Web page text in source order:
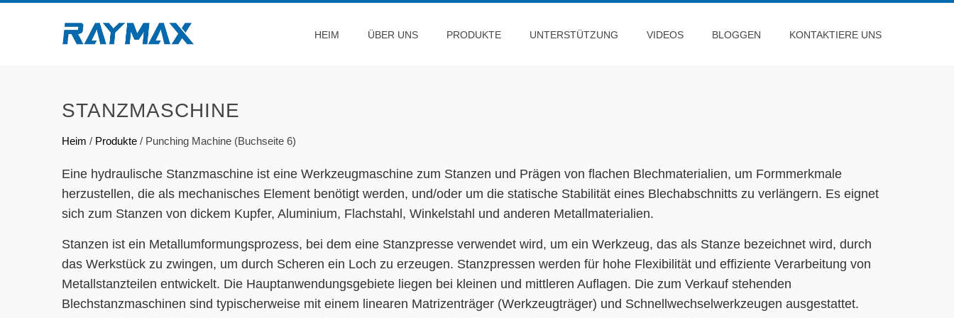
HEIM ÜBER UNS PRODUKTE UNTERSTÜTZUNG VIDEOS BLOGGEN KONTAKTIERE UNS
STANZMASCHINE
Heim / Produkte / Punching Machine (Buchseite 6)
Eine hydraulische Stanzmaschine ist eine Werkzeugmaschine zum Stanzen und Prägen von flachen Blechmaterialien, um Formmerkmale
herzustellen, die als mechanisches Element benötigt werden, und/oder um die statische Stabilität eines Blechabschnitts zu verlängern. Es eignet
sich zum Stanzen von dickem Kupfer, Aluminium, Flachstahl, Winkelstahl und anderen Metallmaterialien.
Stanzen ist ein Metallumformungsprozess, bei dem eine Stanzpresse verwendet wird, um ein Werkzeug, das als Stanze bezeichnet wird, durch
das Werkstück zu zwingen, um durch Scheren ein Loch zu erzeugen. Stanzpressen werden für hohe Flexibilität und effiziente Verarbeitung von
Metallstanzteilen entwickelt. Die Hauptanwendungsgebiete liegen bei kleinen und mittleren Auflagen. Die zum Verkauf stehenden
Blechstanzmaschinen sind typischerweise mit einem linearen Matrizenträger (Werkzeugträger) und Schnellwechselwerkzeugen ausgestattet.